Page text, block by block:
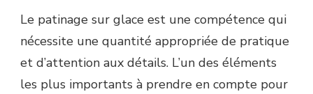
Le patinage sur glace est une compétence qui
nécessite une quantité appropriée de pratique
et d’attention aux détails. L’un des éléments
les plus importants à prendre en compte pour